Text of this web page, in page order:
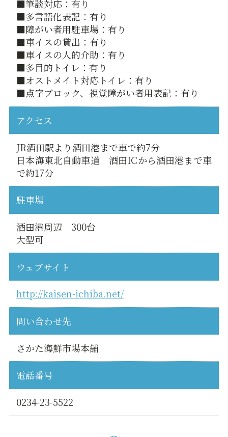
■筆談対応：有り
■多言語化表記：有り
■障がい者用駐車場：有り
■車イスの貸出：有り
■車イスの人的介助：有り
■多目的トイレ：有り
■オストメイト対応トイレ：有り
■点字ブロック、視覚障がい者用表記：有り
アクセス
JR酒田駅より酒田港まで車で約7分
日本海東北自動車道 酒田ICから酒田港まで車
で約17分
駐車場
酒田港周辺 300台
大型可
ウェブサイト
http://kaisen-ichiba.net/
問い合わせ先
さかた海鮮市場本舗
電話番号
0234-23-5522